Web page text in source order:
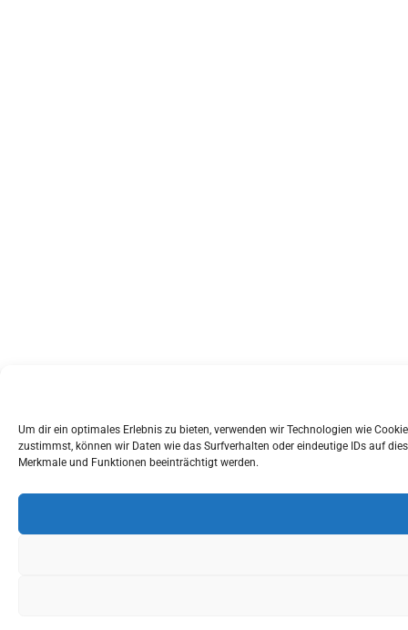
Um dir ein optimales Erlebnis zu bieten, verwenden wir Technologien wie
zustimmst, können wir Daten wie das Surfverhalten oder eindeutige IDs auf
Merkmale und Funktionen beeinträchtigt werden.